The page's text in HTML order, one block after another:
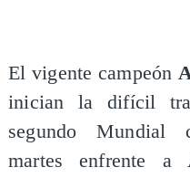
El vigente campeón
inician la difícil
segundo Mundial
martes enfrente a